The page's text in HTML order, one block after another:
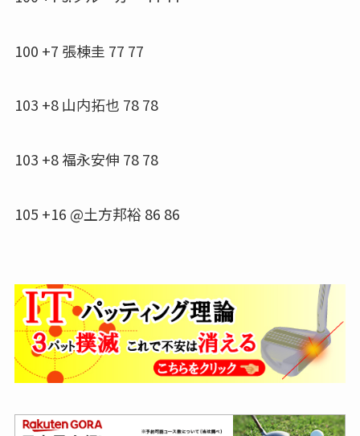
100 +7 張棟圭 77 77
103 +8 山内拓也 78 78
103 +8 福永安伸 78 78
105 +16 @土方邦裕 86 86